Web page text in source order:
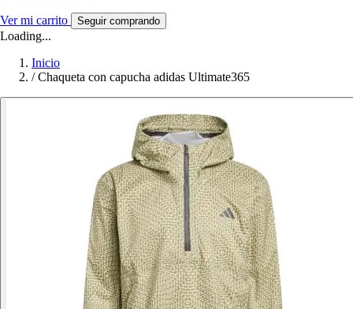
Ver mi carrito Seguir comprando
Loading...
Inicio
/ Chaqueta con capucha adidas Ultimate365